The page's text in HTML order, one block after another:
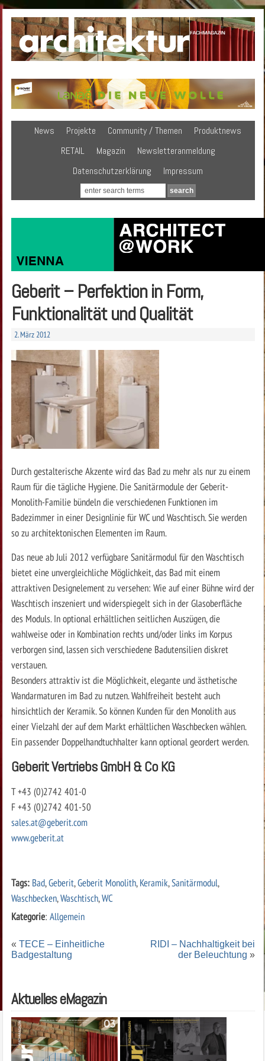
News Projekte Community / Themen
Produktnews
RETAIL
Magazin
Newsletteranmeldung
Datenschutzerklärung
Impressum
Geberit – Perfektion in Form,
Funktionalität und Qualität
2. März 2012
Durch gestalterische Akzente wird das Bad zu mehr als nur zu einem
Raum für die tägliche Hygiene. Die Sanitärmodule der Geberit-
Monolith-Familie bündeln die verschiedenen Funktionen im
Badezimmer in einer Designlinie für WC und Waschtisch. Sie werden
so zu architektonischen Elementen im Raum.
Das neue ab Juli 2012 verfügbare Sanitärmodul für den Waschtisch
bietet eine unvergleichliche Möglichkeit, das Bad mit einem
attraktiven Designelement zu versehen: Wie auf einer Bühne wird der
Waschtisch inszeniert und widerspiegelt sich in der Glasoberfläche
des Moduls. In optional erhältlichen seitlichen Auszügen, die
wahlweise oder in Kombination rechts und/oder links im Korpus
verborgen sind, lassen sich verschiedene Badutensilien diskret
verstauen.
Besonders attraktiv ist die Möglichkeit, elegante und ästhetische
Wandarmaturen im Bad zu nutzen. Wahlfreiheit besteht auch
hinsichtlich der Keramik. So können Kunden für den Monolith aus
einer Vielzahl der auf dem Markt erhältlichen Waschbecken wählen.
Ein passender Doppelhandtuchhalter kann optional geordert werden.
Geberit Vertriebs GmbH & Co KG
T +43 (0)2742 401-0
F +43 (0)2742 401-50
sales.at@geberit.com
www.geberit.at
Tags: Bad,Geberit,Geberit Monolith,Keramik,Sanitärmodul,
Waschbecken,Waschtisch,WC
Kategorie: Allgemein
« TECE – Einheitliche
Badgestaltung
RIDI – Nachhaltigkeit bei
der Beleuchtung »
Aktuelles eMagazin